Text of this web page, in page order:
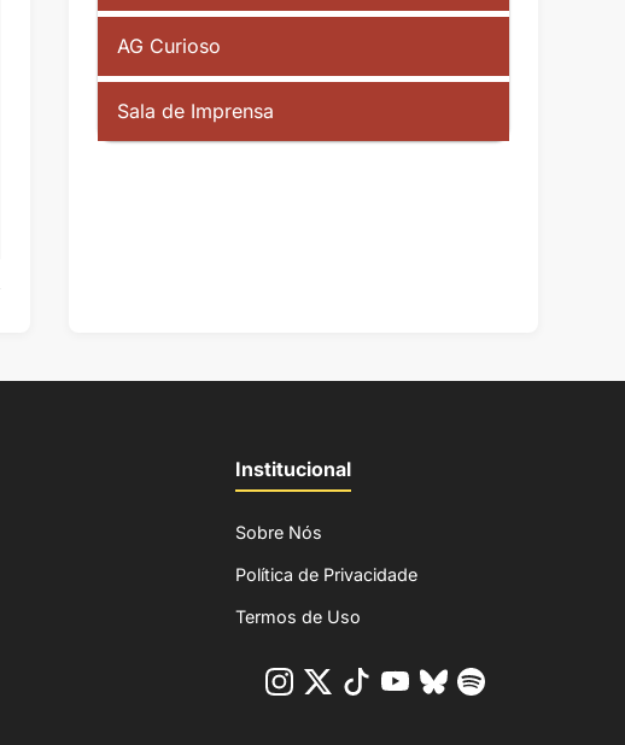
AG Curioso
Sala de Imprensa
Institucional
Sobre Nós
Política de Privacidade
Termos de Uso